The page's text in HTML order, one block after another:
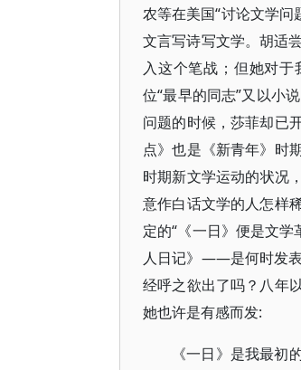
农等在美国“讨论文学问
文言写诗写文学。胡适
入这个笔战；但她对
位“最早的同志”又以小
问题的时候，莎菲却已
点》也是《新青年》时
时期新文学运动的状
意作白话文学的人怎样
定的“《一日》便是文
人日记》——是何时发表
经呼之欲出了吗？八年
她也许是有感而发:
《一日》是我最